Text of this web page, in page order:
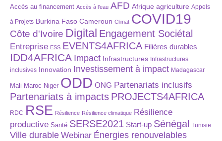
Accès au financement Accès à l’eau AFD Afrique agriculture Appels
à Projets Burkina Faso Cameroun Climat COVID19
Côte d'Ivoire Digital Engagement Sociétal
Entreprise ESS EVENTS4AFRICA Filières durables
IDD4AFRICA Impact Infrastructures Infrastructures
inclusives Innovation Investissement à impact Madagascar
Mali Maroc Niger ODD ONG Partenariats inclusifs
Partenariats à impacts PROJECTS4AFRICA
RDC RSE Résilience Résilience climatique Résilience
productive Santé SERSE2021 Start-up Sénégal Tunisie
Ville durable Webinar Énergies renouvelables